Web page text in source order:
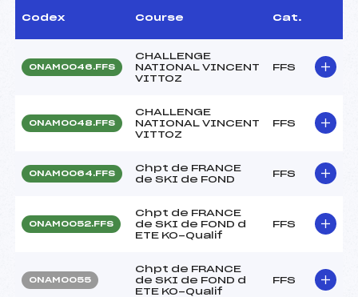
Codex Course Cat.
ONAM0046.FFS
CHALLENGE
NATIONAL VINCENT
VITTOZ
FFS
ONAM0048.FFS
CHALLENGE
NATIONAL VINCENT
VITTOZ
FFS
ONAM0064.FFS
Chpt de FRANCE
de SKI de FOND
FFS
ONAM0052.FFS
Chpt de FRANCE
de SKI de FOND d
ETE KO-Qualif
FFS
ONAM0055
Chpt de FRANCE
de SKI de FOND d
ETE KO-Qualif
FFS